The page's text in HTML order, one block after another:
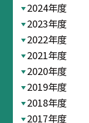
2024年度
2023年度
2022年度
2021年度
2020年度
2019年度
2018年度
2017年度